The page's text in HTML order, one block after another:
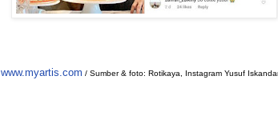
www.myartis.com / Sumber & foto: Rotikaya, Instagram Yusuf